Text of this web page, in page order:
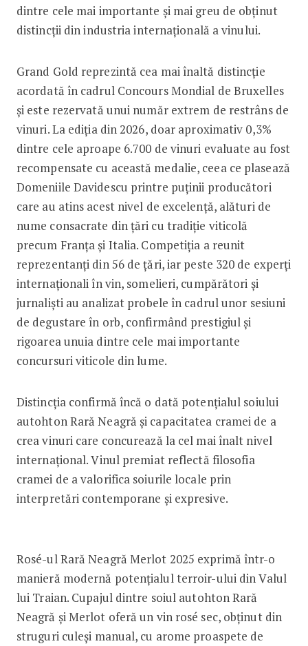
dintre cele mai importante și mai greu de obținut
distincții din industria internațională a vinului.
Grand Gold reprezintă cea mai înaltă distincție
acordată în cadrul Concours Mondial de Bruxelles
și este rezervată unui număr extrem de restrâns de
vinuri. La ediția din 2026, doar aproximativ 0,3%
dintre cele aproape 6.700 de vinuri evaluate au fost
recompensate cu această medalie, ceea ce plasează
Domeniile Davidescu printre puținii producători
care au atins acest nivel de excelență, alături de
nume consacrate din țări cu tradiție viticolă
precum Franța și Italia. Competiția a reunit
reprezentanți din 56 de țări, iar peste 320 de experți
internaționali în vin, somelieri, cumpărători și
jurnaliști au analizat probele în cadrul unor sesiuni
de degustare în orb, confirmând prestigiul și
rigoarea unuia dintre cele mai importante
concursuri viticole din lume.
Distincția confirmă încă o dată potențialul soiului
autohton Rară Neagră și capacitatea cramei de a
crea vinuri care concurează la cel mai înalt nivel
internațional. Vinul premiat reflectă filosofia
cramei de a valorifica soiurile locale prin
interpretări contemporane și expresive.
Rosé-ul Rară Neagră Merlot 2025 exprimă într-o
manieră modernă potențialul terroir-ului din Valul
lui Traian. Cupajul dintre soiul autohton Rară
Neagră și Merlot oferă un vin rosé sec, obținut din
struguri culeși manual, cu arome proaspete de